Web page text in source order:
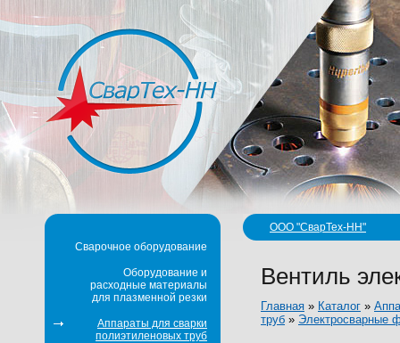
ООО "СварТех-НН"
Вентиль
Главная » Каталог »
труб » Электросварные
Сварочное оборудование
Оборудование и
расходные материалы
для плазменной резки
Аппараты для сварки
полиэтиленовых труб